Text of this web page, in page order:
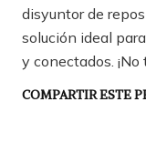
disyuntor de
solución ideal
y conectados.
COMPARTIR ESTE